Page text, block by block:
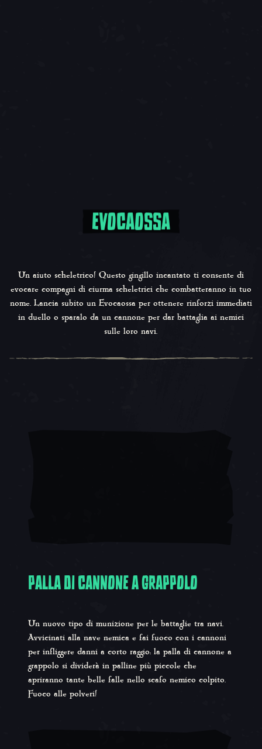
EVOCAOSSA
Un aiuto scheletrico! Questo gingillo incantato ti consente di
evocare compagni di ciurma scheletrici che combatteranno in tuo
nome. Lancia subito un Evocaossa per ottenere rinforzi immediati
in duello o sparalo da un cannone per dar battaglia ai nemici
sulle loro navi.
PALLA DI CANNONE A GRAPPOLO
Un nuovo tipo di munizione per le battaglie tra navi.
Avvicinati alla nave nemica e fai fuoco con i cannoni
per infliggere danni a corto raggio: la palla di cannone a
grappolo si dividerà in palline più piccole che
apriranno tante belle falle nello scafo nemico colpito.
Fuoco alle polveri!